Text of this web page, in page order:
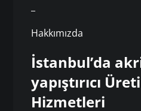
Hakkımızda
İstanbul’da
yapıştırıcı
Hizmetleri